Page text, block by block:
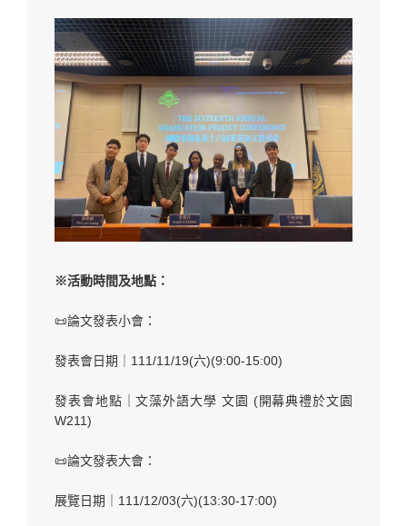
※活動時間及地點：
📜論文發表小會：
發表會日期｜111/11/19(六)(9:00-15:00)
發表會地點｜文藻外語大學 文園 (開幕典禮於文園
W211)
📜論文發表大會：
展覽日期｜111/12/03(六)(13:30-17:00)